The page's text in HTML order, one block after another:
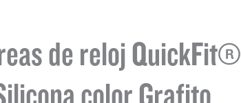
de reloj QuickFit®